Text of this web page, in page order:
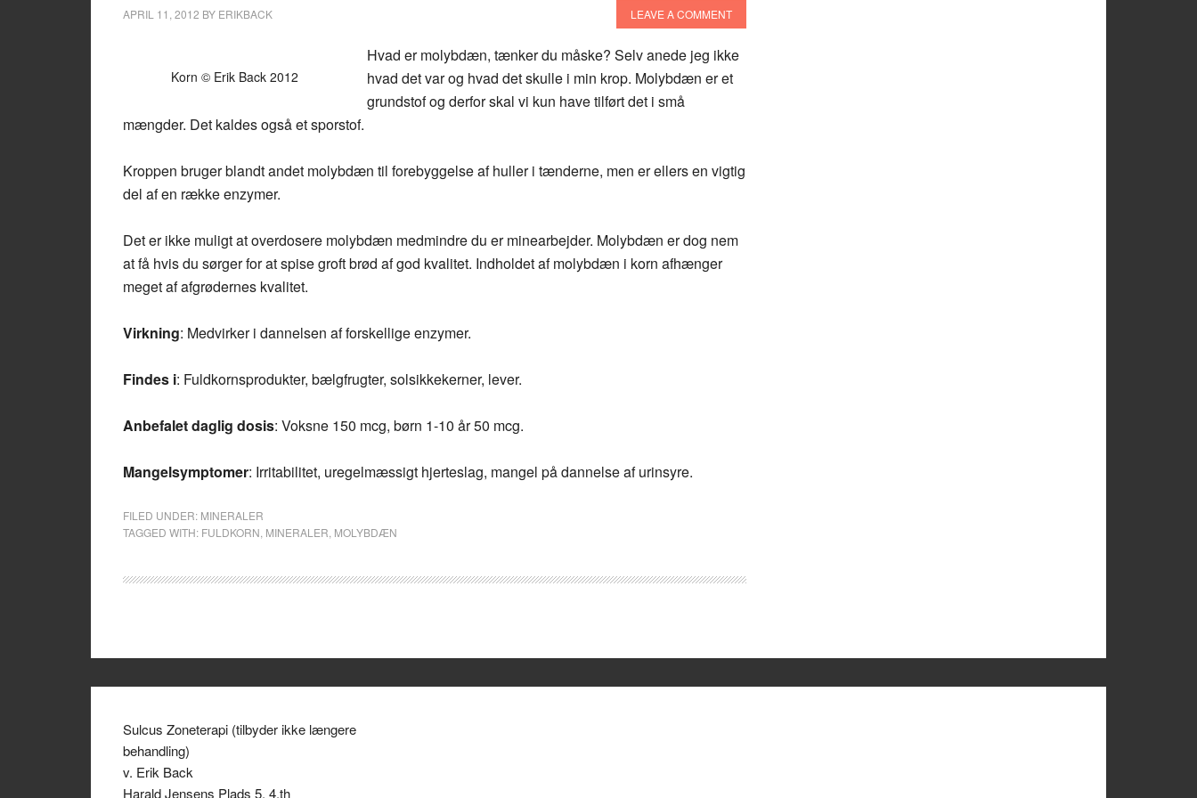
APRIL 11, 2012 BY ERIKBACK LEAVE A COMMENT
Korn © Erik Back 2012
Hvad er molybdæn, tænker du måske? Selv anede jeg ikke
hvad det var og hvad det skulle i min krop. Molybdæn er et
grundstof og derfor skal vi kun have tilført det i små
mængder. Det kaldes også et sporstof.
Kroppen bruger blandt andet molybdæn til forebyggelse af huller i tænderne, men er ellers en vigtig
del af en række enzymer.
Det er ikke muligt at overdosere molybdæn medmindre du er minearbejder. Molybdæn er dog nem
at få hvis du sørger for at spise groft brød af god kvalitet. Indholdet af molybdæn i korn afhænger
meget af afgrødernes kvalitet.
Virkning: Medvirker i dannelsen af forskellige enzymer.
Findes i: Fuldkornsprodukter, bælgfrugter, solsikkekerner, lever.
Anbefalet daglig dosis: Voksne 150 mcg, børn 1-10 år 50 mcg.
Mangelsymptomer: Irritabilitet, uregelmæssigt hjerteslag, mangel på dannelse af urinsyre.
FILED UNDER: MINERALER
TAGGED WITH: FULDKORN MINERALER MOLYBDÆN
Sulcus Zoneterapi (tilbyder ikke længere
behandling)
v. Erik Back
Harald Jensens Plads 5, 4.th